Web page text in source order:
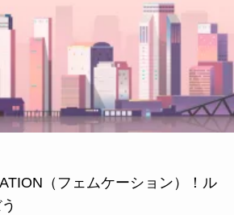
（フェムケーション）！ル